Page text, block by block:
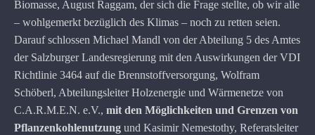
Biomasse, August Raggam, der sich die Frage stellte, ob wir alle
– wohlgemerkt bezüglich des Klimas – noch zu retten seien.
Darauf schlossen Michael Mandl von der Abteilung 5 des Amtes
der Salzburger Landesregierung mit den Auswirkungen der VDI
Richtlinie 3464 auf die Brennstoffversorgung, Wolfram
Schöberl, Abteilungsleiter Holzenergie und Wärmenetze von
C.A.R.M.E.N. e.V., mit den Möglichkeiten und Grenzen von
Pflanzenkohlenutzung und Kasimir Nemestothy, Referatsleiter